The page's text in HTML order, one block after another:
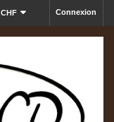
Connexion
CHF